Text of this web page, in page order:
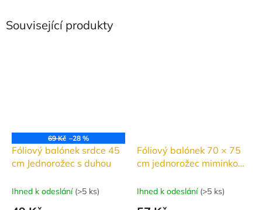
Související produkty
69 Kč –28 %
Fóliový balónek srdce 45
cm Jednorožec s duhou
Ihned k odeslání (>5 ks)
Fóliový balónek 70 × 75
cm jednorožec miminko
Ihned k odeslání (>5 ks)